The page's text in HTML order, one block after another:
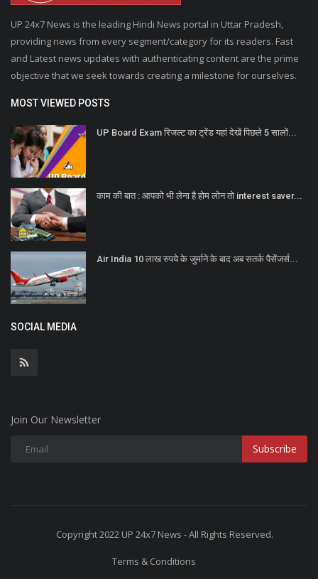
UP 24x7 News is the leading Hindi News portal in Uttar Pradesh,
providing news from every segment/category for its readers. Fast
and Latest news updates with authenticating content are the prime
objective that we seek towards creating a milestone for ourselves.
MOST VIEWED POSTS
UP Board Exam रिजल्ट का ट्रेंड यहां देखें पिछले 5 सालों...
काम की बात : आपको भी लेना है होम लोन तो interest saver...
Air India 10 लाख रुपये के जुर्माने के बाद अब सतर्क पैसेंजर्स...
SOCIAL MEDIA
Join Our Newsletter
Subscribe
Copyright 2022 UP 24x7 News - All Rights Reserved.
Terms & Conditions